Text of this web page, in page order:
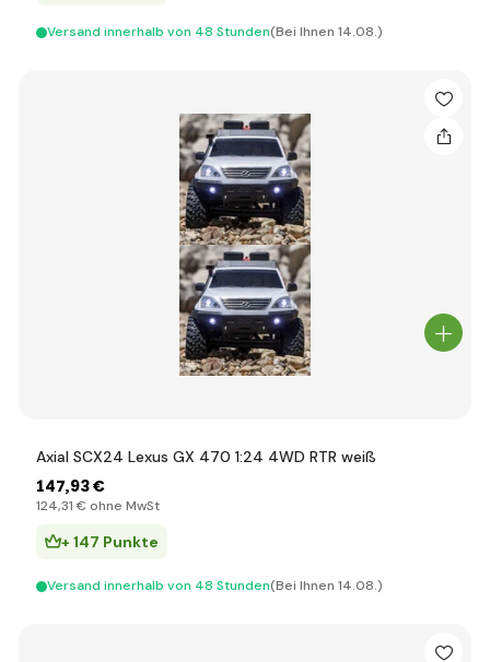
Versand innerhalb von 48 Stunden(Bei Ihnen 14.08.)
Axial SCX24 Lexus GX 470 1:24 4WD RTR weiß
147,93 €
124,31 € ohne MwSt
+ 147 Punkte
Versand innerhalb von 48 Stunden(Bei Ihnen 14.08.)